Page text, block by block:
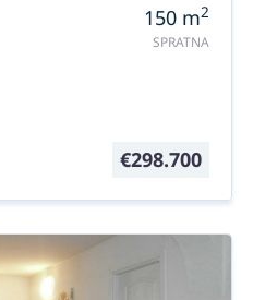
150 m2
SPRATNA
€298.700